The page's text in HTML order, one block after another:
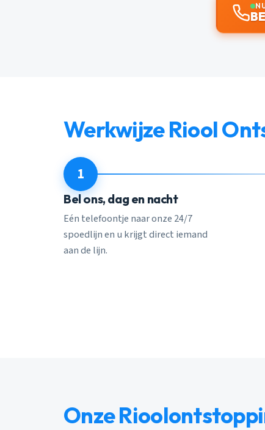
Werkwijze Riool
1
Bel ons, dag en nacht
Eén telefoontje naar onze 24/7
spoedlijn en u krijgt direct iemand
aan de lijn.
Onze